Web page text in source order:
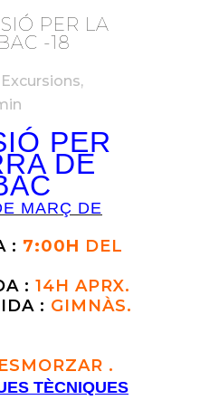
PER LA
-18
Excursions,
PER
DE
MARÇ DE
: 7:00H DEL
: 14H APRX.
: GIMNÀS.
ESMORZAR .
TÈCNIQUES